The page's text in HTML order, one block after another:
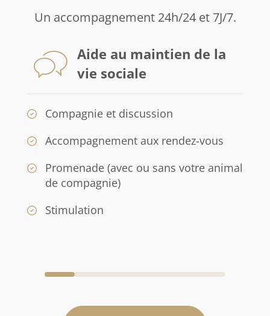
Un accompagnement 24h/24 et 7J/7.
Aide au maintien de la
vie sociale
Compagnie et discussion
Accompagnement aux rendez-vous
Promenade (avec ou sans votre animal
de compagnie)
Stimulation